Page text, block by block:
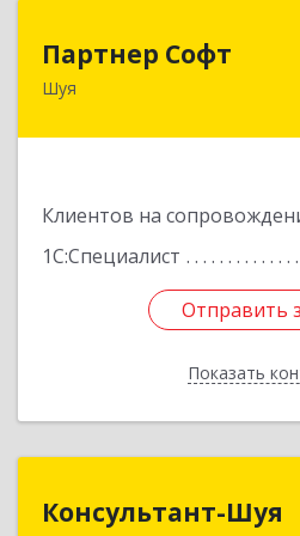
Партнер Софт
Шуя
Клиентов на
1С:Специалист
Отправить
Показать
155900, Ивановская
Отправить
Назад
Консультант-Шуя